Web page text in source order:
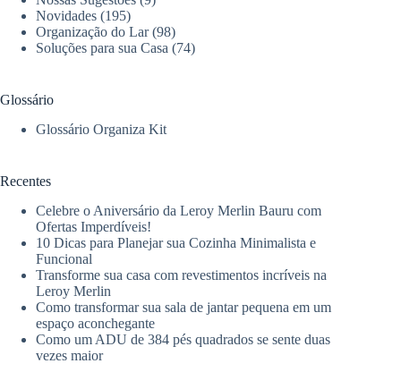
Novidades (195)
Organização do Lar(98)
Soluções para sua Casa (74)
Glossário
Glossário Organiza Kit
Recentes
Celebre o Aniversário da Leroy Merlin Bauru com
Ofertas Imperdíveis!
10 Dicas para Planejar sua Cozinha Minimalista e
Funcional
Transforme sua casa com revestimentos incríveis na
Leroy Merlin
Como transformar sua sala de jantar pequena em um
espaço aconchegante
Como um ADU de 384 pés quadrados se sente duas
vezes maior